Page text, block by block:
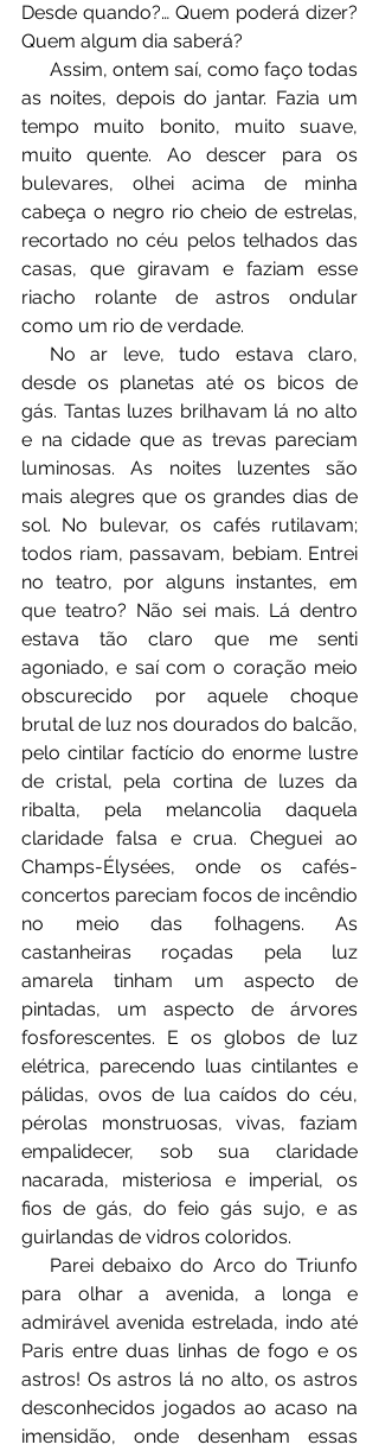
Desde quando?… Quem poderá dizer?
Quem algum dia saberá?
⠀⠀Assim, ontem saí, como faço todas
as noites, depois do jantar. Fazia um
tempo muito bonito, muito suave,
muito quente. Ao descer para os
bulevares, olhei acima de minha
cabeça o negro rio cheio de estrelas,
recortado no céu pelos telhados das
casas, que giravam e faziam esse
riacho rolante de astros ondular
como um rio de verdade.
⠀⠀No ar leve, tudo estava claro,
desde os planetas até os bicos de
gás. Tantas luzes brilhavam lá no alto
e na cidade que as trevas pareciam
luminosas. As noites luzentes são
mais alegres que os grandes dias de
sol. No bulevar, os cafés rutilavam;
todos riam, passavam, bebiam. Entrei
no teatro, por alguns instantes, em
que teatro? Não sei mais. Lá dentro
estava tão claro que me senti
agoniado, e saí com o coração meio
obscurecido por aquele choque
brutal de luz nos dourados do balcão,
pelo cintilar factício do enorme lustre
de cristal, pela cortina de luzes da
ribalta, pela melancolia daquela
claridade falsa e crua. Cheguei ao
Champs-Élysées, onde os cafés-
concertos pareciam focos de incêndio
no meio das folhagens. As
castanheiras roçadas pela luz
amarela tinham um aspecto de
pintadas, um aspecto de árvores
fosforescentes. E os globos de luz
elétrica, parecendo luas cintilantes e
pálidas, ovos de lua caídos do céu,
pérolas monstruosas, vivas, faziam
empalidecer, sob sua claridade
nacarada, misteriosa e imperial, os
fios de gás, do feio gás sujo, e as
guirlandas de vidros coloridos.
⠀⠀Parei debaixo do Arco do Triunfo
para olhar a avenida, a longa e
admirável avenida estrelada, indo até
Paris entre duas linhas de fogo e os
astros! Os astros lá no alto, os astros
desconhecidos jogados ao acaso na
imensidão, onde desenham essas